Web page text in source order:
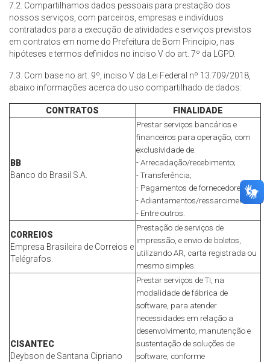
7.2. Compartilhamos dados pessoais para prestação dos
nossos serviços, com parceiros, empresas e indivíduos
contratados para a execução de atividades e serviços previstos
em contratos em nome do Prefeitura de Bom Princípio, nas
hipóteses e termos definidos no inciso V do art. 7º da LGPD.
7.3. Com base no art. 9º, inciso V da Lei Federal nº 13.709/2018,
abaixo informações acerca do uso compartilhado de dados:
CONTRATOS FINALIDADE
BB
Banco do Brasil S.A.
Prestar serviços bancários e
financeiros para operação, com
exclusividade de:
- Arrecadação/recebimento;
- Transferência;
- Pagamentos de fornecedores;
- Adiantamentos/ressarcimentos;
- Entre outros.
CORREIOS
Empresa Brasileira de Correios e
Telégrafos.
Prestação de serviços de
impressão, e envio de boletos,
utilizando AR, carta registrada ou
mesmo simples.
CISANTEC
Deybson de Santana Cipriano
Prestar serviços de TI, na
modalidade de fábrica de
software, para atender
necessidades em relação a
desenvolvimento, manutenção e
sustentação de soluções de
software, conforme